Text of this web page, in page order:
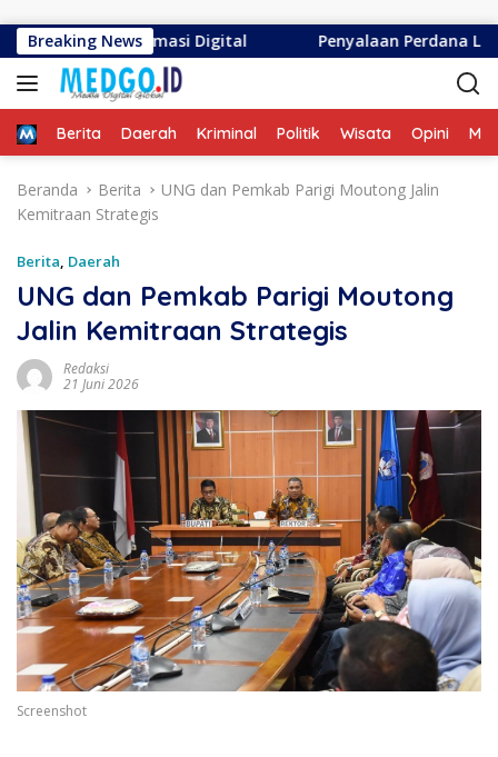
Breaking News
Informasi Digital Penyalaan Perdana Listrik di
HomeBerita Daerah Kriminal Politik Wisata Opini
Beranda Berita
UNG dan Pemkab Parigi Moutong Jalin
Kemitraan Strategis
Berita, Daerah
UNG dan Pemkab Parigi Moutong
Jalin Kemitraan Strategis
Redaksi
21 Juni 2026
Screenshot